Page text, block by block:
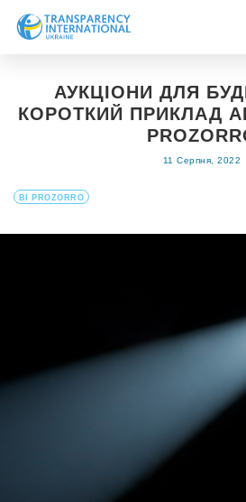
Новини
Долучитися
АУКЦІОНИ ДЛЯ
КОРОТКИЙ ПРИКЛАД
11 Серпня, 2022
BI PROZORRO